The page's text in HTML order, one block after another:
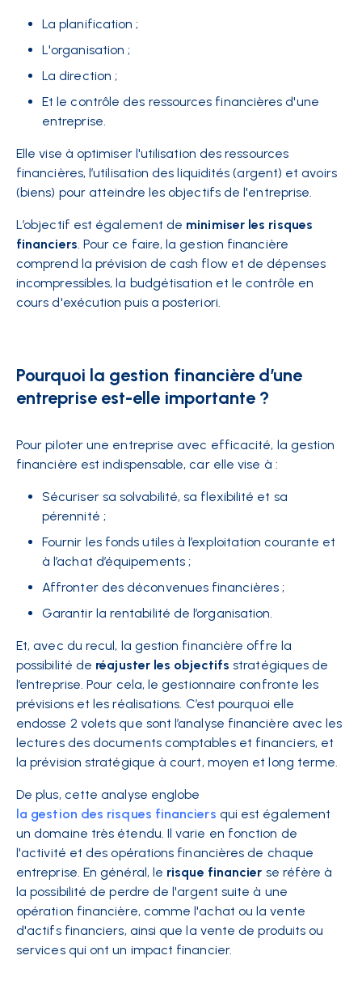
La planification ;
L'organisation ;
La direction ;
Et le contrôle des ressources financières d'une
entreprise.
Elle vise à optimiser l'utilisation des ressources
financières, l’utilisation des liquidités (argent) et avoirs
(biens) pour atteindre les objectifs de l'entreprise.
L’objectif est également de minimiser les risques
financiers. Pour ce faire, la gestion financière
comprend la prévision de cash flow et de dépenses
incompressibles, la budgétisation et le contrôle en
cours d'exécution puis a posteriori.
Pourquoi la gestion financière d’une
entreprise est-elle importante ?
Pour piloter une entreprise avec efficacité, la gestion
financière est indispensable, car elle vise à :
Sécuriser sa solvabilité, sa flexibilité et sa
pérennité ;
Fournir les fonds utiles à l’exploitation courante et
à l’achat d’équipements ;
Affronter des déconvenues financières ;
Garantir la rentabilité de l’organisation.
Et, avec du recul, la gestion financière offre la
possibilité de réajuster les objectifsstratégiques de
l’entreprise. Pour cela, le gestionnaire confronte les
prévisions et les réalisations. C’est pourquoi elle
endosse 2 volets que sont l’analyse financière avec les
lectures des documents comptables et financiers, et
la prévision stratégique à court, moyen et long terme.
De plus, cette analyse englobe
la gestion des risques financiers qui est également
un domaine très étendu. Il varie en fonction de
l'activité et des opérations financières de chaque
entreprise. En général, le risque financier se réfère à
la possibilité de perdre de l'argent suite à une
opération financière, comme l'achat ou la vente
d'actifs financiers, ainsi que la vente de produits ou
services qui ont un impact financier.